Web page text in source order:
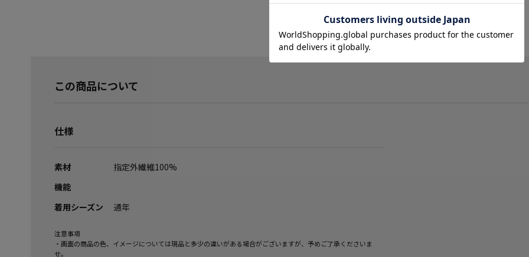
この商品について
仕様
素材
指定外繊維100%
機能
着用シーズン
通年
注意事項
・画面の商品の色、イメージについては現品と多少の違いがある場合がございますが、予めご了承くださいま
せ。